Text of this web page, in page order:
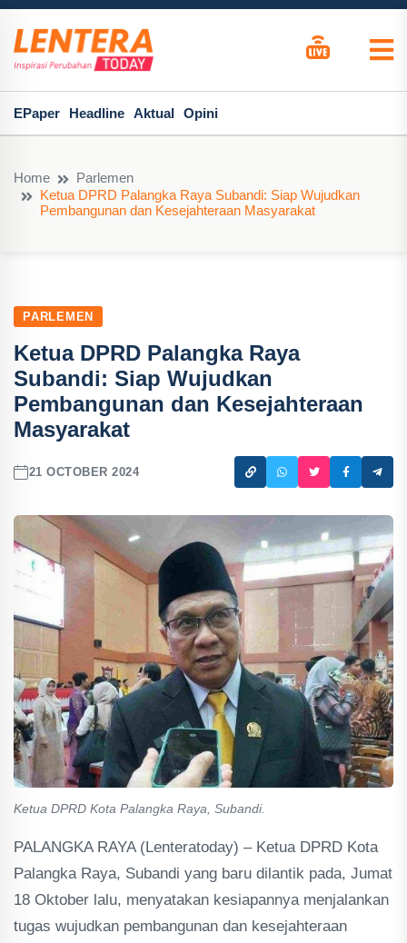
EPaper Headline Aktual Opini
Home
Parlemen
Ketua DPRD Palangka Raya Subandi: Siap Wujudkan
Pembangunan dan Kesejahteraan Masyarakat
PARLEMEN
Ketua DPRD Palangka Raya
Subandi: Siap Wujudkan
Pembangunan dan Kesejahteraan
Masyarakat
21 OCTOBER 2024
Ketua DPRD Kota Palangka Raya, Subandi.
PALANGKA RAYA (Lenteratoday) – Ketua DPRD Kota
Palangka Raya, Subandi yang baru dilantik pada, Jumat
18 Oktober lalu, menyatakan kesiapannya menjalankan
tugas wujudkan pembangunan dan kesejahteraan